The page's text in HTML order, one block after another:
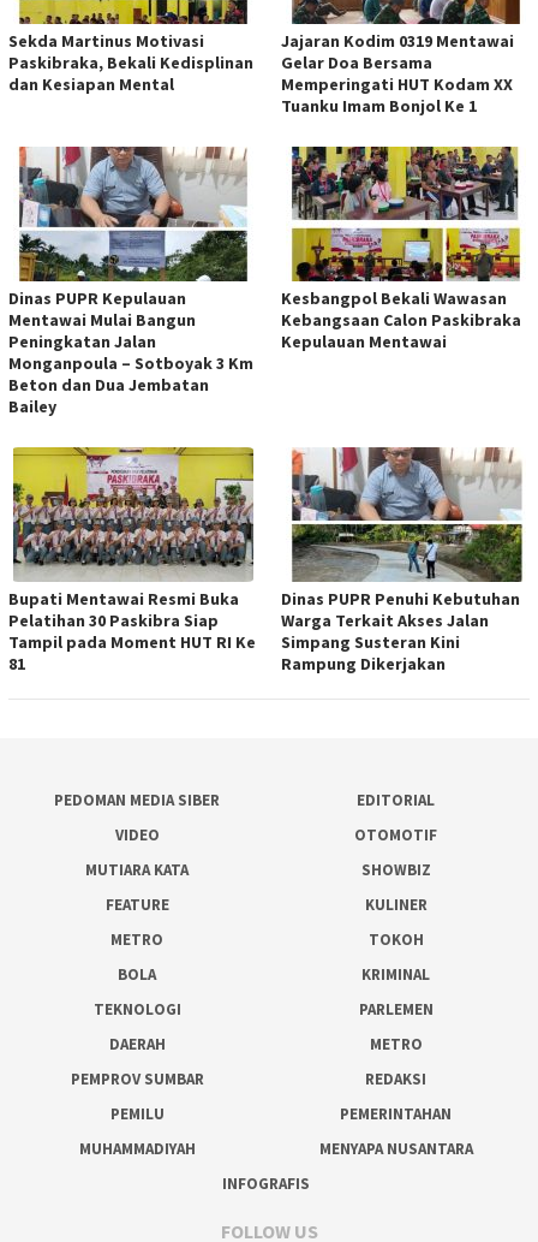
Sekda Martinus Motivasi
Paskibraka, Bekali Kedisplinan
dan Kesiapan Mental
Jajaran Kodim 0319 Mentawai
Gelar Doa Bersama
Memperingati HUT Kodam XX
Tuanku Imam Bonjol Ke 1
Dinas PUPR Kepulauan
Mentawai Mulai Bangun
Peningkatan Jalan
Monganpoula – Sotboyak 3 Km
Beton dan Dua Jembatan
Bailey
Kesbangpol Bekali Wawasan
Kebangsaan Calon Paskibraka
Kepulauan Mentawai
Bupati Mentawai Resmi Buka
Pelatihan 30 Paskibra Siap
Tampil pada Moment HUT RI Ke
81
Dinas PUPR Penuhi Kebutuhan
Warga Terkait Akses Jalan
Simpang Susteran Kini
Rampung Dikerjakan
PEDOMAN MEDIA SIBER
EDITORIAL
VIDEO
OTOMOTIF
MUTIARA KATA
SHOWBIZ
FEATURE
KULINER
METRO
TOKOH
BOLA
KRIMINAL
TEKNOLOGI
PARLEMEN
DAERAH
METRO
PEMPROV SUMBAR
REDAKSI
PEMILU
PEMERINTAHAN
MUHAMMADIYAH
MENYAPA NUSANTARA
INFOGRAFIS
FOLLOW US